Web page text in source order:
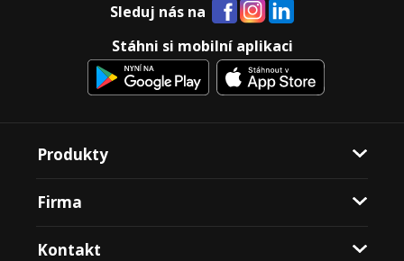
Sleduj nás na
Stáhni si mobilní aplikaci
Produkty
Firma
Kontakt